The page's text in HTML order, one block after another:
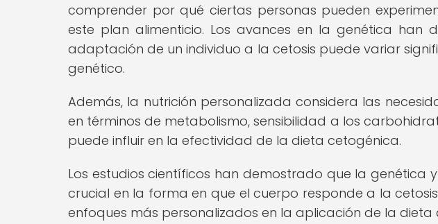
comprender por qué ciertas personas pueden
este plan alimenticio. Los avances en la genética
adaptación de un individuo a la cetosis puede variar
genético.
Además, la nutrición personalizada considera las
en términos de metabolismo, sensibilidad a los
puede influir en la efectividad de la dieta cetogénica.
Los estudios científicos han demostrado que la genética
crucial en la forma en que el cuerpo responde a la
enfoques más personalizados en la aplicación de la dieta